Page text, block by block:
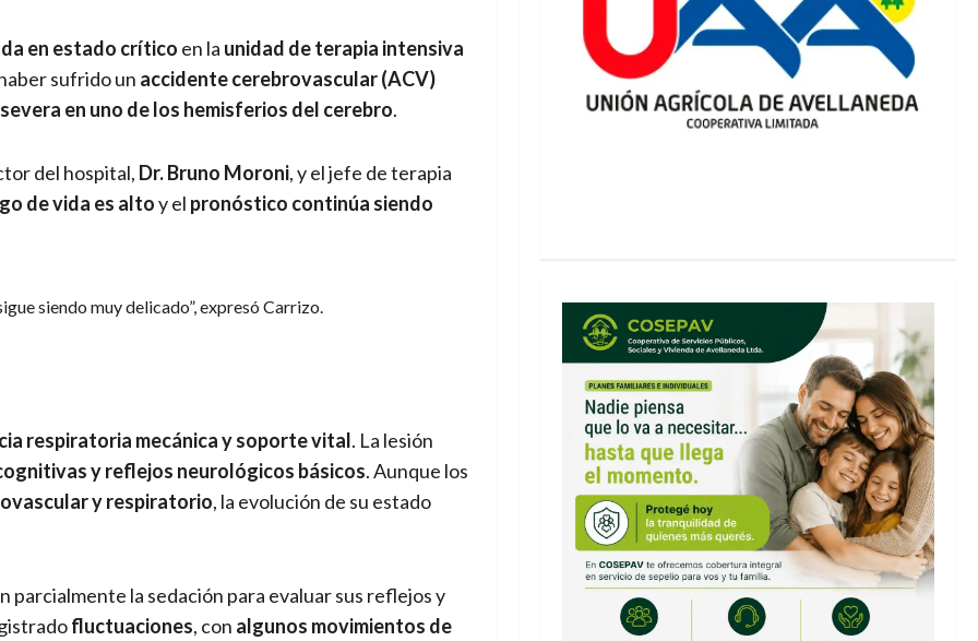
en estado crítico en la unidad de terapia intensiva
sufrido un accidente cerebrovascular (ACV)
en uno de los hemisferios del cerebro.
del hospital, Dr. Bruno Moroni, y el jefe de terapia
de vida es altoy el pronóstico continúa siendo
siendo muy delicado”, expresó Carrizo.
respiratoria mecánica y soporte vital. La lesión
y reflejos neurológicos básicos. Aunque los
y respiratorio, la evolución de su estado
la sedación para evaluar sus reflejos y
fluctuaciones, con algunos movimientos de